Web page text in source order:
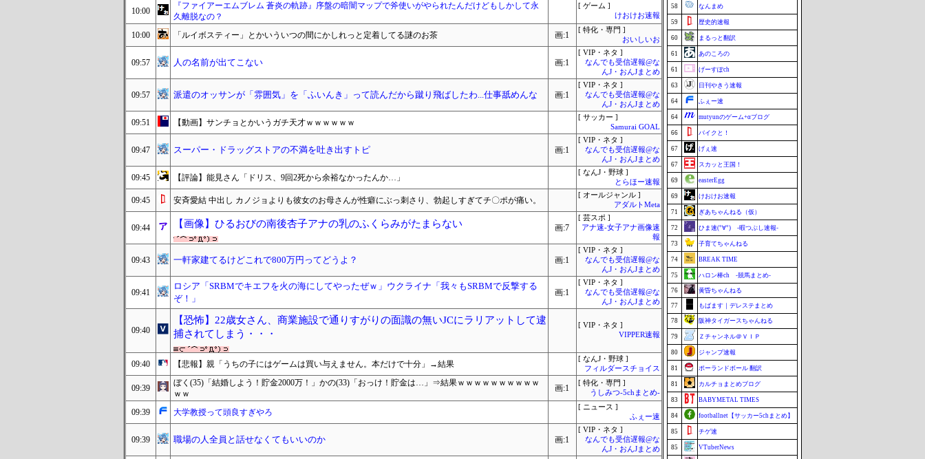
10:00
『ファイアーエムブレム 蒼炎の軌跡』序盤の暗闇マップで斧使いがやられたんだけどもしかして永
久離脱なの？
[ ゲーム ]
けおけお速報
10:00 「ルイボスティー」とかいういつの間にかしれっと定着してる謎のお茶 画:1
[ 特化・専門 ]
おいしいお
09:57 人の名前が出てこない 画:1
[ VIP・ネタ ]
なんでも受信遅報@な
んJ・おんJまとめ
09:57 派遣のオッサンが「雰囲気」を「ふいんき」って読んだから蹴り飛ばしたわ...仕事舐めんな 画:1
[ VIP・ネタ ]
なんでも受信遅報@な
んJ・おんJまとめ
09:51 【動画】サンチョとかいうガチ天才ｗｗｗｗｗｗ
[ サッカー ]
Samurai GOAL
09:47 スーパー・ドラッグストアの不満を吐き出すトピ 画:1
[ VIP・ネタ ]
なんでも受信遅報@な
んJ・おんJまとめ
09:45 【評論】能見さん「ドリス、9回2死から余裕なかったんか…」
[ なんJ・野球 ]
とらほー速報
09:45 安斉愛結 中出し カノジョよりも彼女のお母さんが性癖にぶっ刺さり、勃起しすぎてチ〇ポが痛い。
[ オールジャンル ]
アダルトMeta
09:44 【画像】ひるおびの南後杏子アナの乳のふくらみがたまらない 画:7
[ 芸スポ ]
アナ速‐女子アナ画像速
報
09:43 一軒家建てるけどこれで800万円ってどうよ？ 画:1
[ VIP・ネタ ]
なんでも受信遅報@な
んJ・おんJまとめ
09:41
ロシア「SRBMでキエフを火の海にしてやったぜｗ」ウクライナ「我々もSRBMで反撃する
ぞ！」
画:1
[ VIP・ネタ ]
なんでも受信遅報@な
んJ・おんJまとめ
09:40
【恐怖】22歳女さん、商業施設で通りすがりの面識の無いJCにラリアットして逮
捕されてしまう・・・
[ VIP・ネタ ]
VIPPER速報
09:40 【悲報】親「うちの子にはゲームは買い与えません。本だけで十分」→結果
[ なんJ・野球 ]
フィルダースチョイス
09:39
ぼく(35)「結婚しよう！貯金2000万！」かの(33)「おっけ！貯金は…」⇒結果ｗｗｗｗｗｗｗｗｗｗ
ｗｗ
画:1
[ 特化・専門 ]
うしみつ-5chまとめ-
09:39 大学教授って頭良すぎやろ
[ ニュース ]
ふぇー速
09:39 職場の人全員と話せなくてもいいのか 画:1
[ VIP・ネタ ]
なんでも受信遅報@な
んJ・おんJまとめ
58 なんまめ
59 歴史的速報
60 まるっと翻訳
61 あのころの
61 げーすぽch
63 日刊やきう速報
64 ふぇー速
64 mutyunのゲーム+αブログ
66 バイクと！
67 げぇ速
67 スカッと王国！
69 easterEgg
69 けおけお速報
71 ぎあちゃんねる（仮）
72 ひま速(°∀°) -暇つぶし速報-
73 子育てちゃんねる
74 BREAK TIME
75 ハロン棒ch -競馬まとめ-
76 黄昏ちゃんねる
77 もばます｜デレステまとめ
78 阪神タイガースちゃんねる
79 Ｚチャンネル＠ＶＩＰ
80 ジャンプ速報
81 ポーランドボール 翻訳
81 カルチョまとめブログ
83 BABYMETAL TIMES
84 footballnet【サッカー5chまとめ】
85 チゲ速
85 VTuberNews